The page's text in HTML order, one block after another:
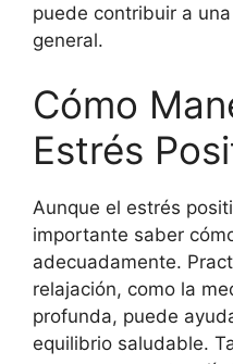
puede contribuir a
general.
Cómo
Estrés
Aunque el estrés
importante saber
adecuadamente.
relajación, como la
profunda, puede
equilibrio saludable.